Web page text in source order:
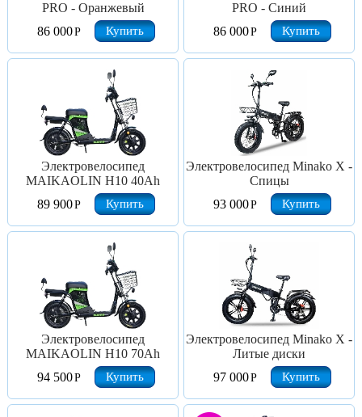
PRO - Оранжевый
86 000Р Купить
PRO - Синий
86 000Р Купить
Электровелосипед
MAIKAOLIN H10 40Ah
89 900Р Купить
Электровелосипед Minako X -
Спицы
93 000Р Купить
Электровелосипед
MAIKAOLIN H10 70Ah
94 500Р Купить
Электровелосипед Minako X -
Литые диски
97 000Р Купить